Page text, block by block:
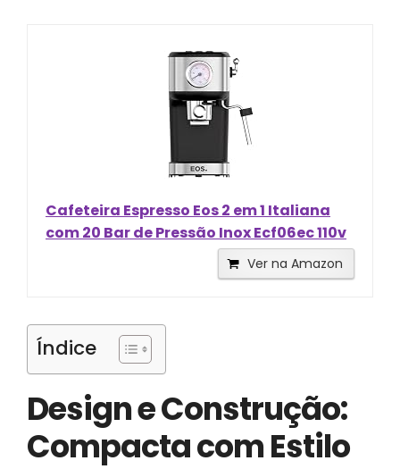
Cafeteira Espresso Eos 2 em 1 Italiana
com 20 Bar de Pressão Inox Ecf06ec 110v
Ver na Amazon
Índice
Design e Construção:
Compacta com Estilo